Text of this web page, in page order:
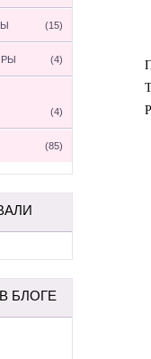
(15)
(4)
(4)
(85)
БЛОГЕ